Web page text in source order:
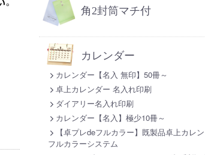
角2封筒マチ付
カレンダー
カレンダー【名入 無印】50冊～
卓上カレンダー 名入れ印刷
ダイアリー名入れ印刷
カレンダー【名入】極少10冊～
【卓プレdeフルカラー】既製品卓上カレ
フルカラーシステム